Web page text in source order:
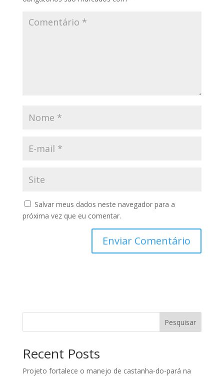
Salvar meus dados neste navegador para a
próxima vez que eu comentar.
Pesquisar
Recent Posts
Projeto fortalece o manejo de castanha-do-pará na